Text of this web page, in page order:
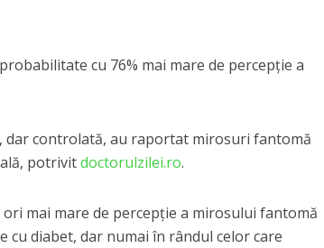
cu 76% mai mare de percepție a
controlată, au raportat mirosuri fantomă
potrivitdoctorulzilei.ro.
mai mare de percepție a mirosului fantomă
cu diabet, dar numai în rândul celor care